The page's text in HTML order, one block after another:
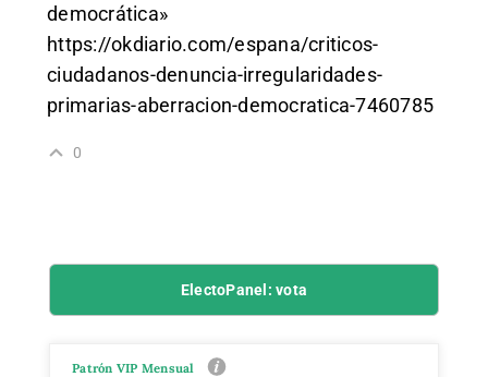
democrática»
https://okdiario.com/espana/criticos-
ciudadanos-denuncia-irregularidades-
primarias-aberracion-democratica-7460785
0
ElectoPanel: vota
Patrón VIP Mensual